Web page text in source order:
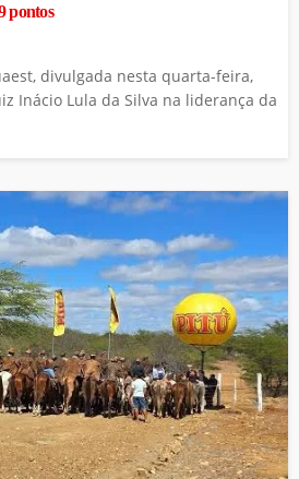
pontos
divulgada nesta quarta-feira,
Inácio Lula da Silva na liderança da